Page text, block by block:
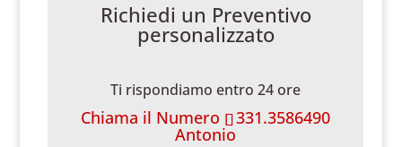
Richiedi un Preventivo
personalizzato
Ti rispondiamo entro 24 ore
Chiama il Numero 331.3586490
Antonio